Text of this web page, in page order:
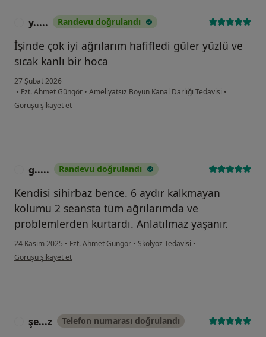
y..... Randevu doğrulandı
İşinde çok iyi ağrılarım hafifledi güler yüzlü ve
sıcak kanlı bir hoca
27 Şubat 2026
• Fzt. Ahmet Güngör • Ameliyatsız Boyun Kanal Darlığı Tedavisi •
kullanıcının görüşüne göre y.....
Görüşü şikayet et
g..... Randevu doğrulandı
Kendisi sihirbaz bence. 6 aydır kalkmayan
kolumu 2 seansta tüm ağrılarımda ve
problemlerden kurtardı. Anlatılmaz yaşanır.
24 Kasım 2025 • Fzt. Ahmet Güngör • Skolyoz Tedavisi •
kullanıcının görüşüne göre g.....
Görüşü şikayet et
şe...z Telefon numarası doğrulandı